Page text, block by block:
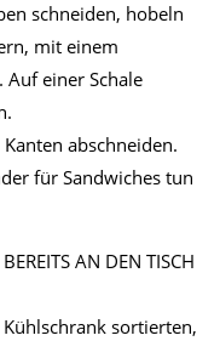
schneiden, hobeln
mit einem
Auf einer Schale
abschneiden.
für Sandwiches tun
AN DEN TISCH
sortierten,